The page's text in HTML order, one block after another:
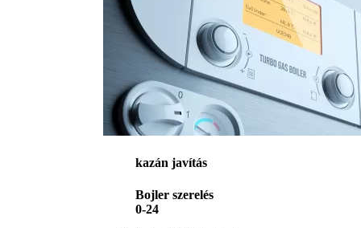
kazán javítás
Bojler szerelés
0-24